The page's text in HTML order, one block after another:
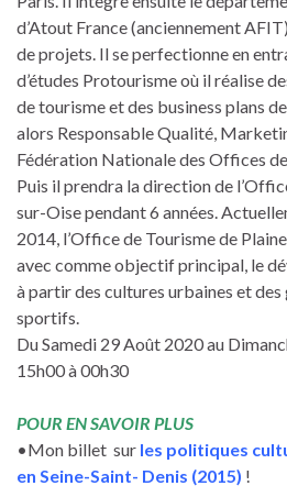
d’Atout France (anciennement
de projets. Il se perfectionne en
d’études Protourisme où il réalise
de tourisme et des business plans
alors Responsable Qualité,
Fédération Nationale des Offices
Puis il prendra la direction de
sur-Oise pendant 6 années.
2014, l’Office de Tourisme de
avec comme objectif principal, le
à partir des cultures urbaines et des
sportifs.
Du Samedi 29 Août 2020 au
15h00 à 00h30
POUR EN SAVOIR PLUS
•Mon billet sur les politiques
en Seine-Saint- Denis (2015) !